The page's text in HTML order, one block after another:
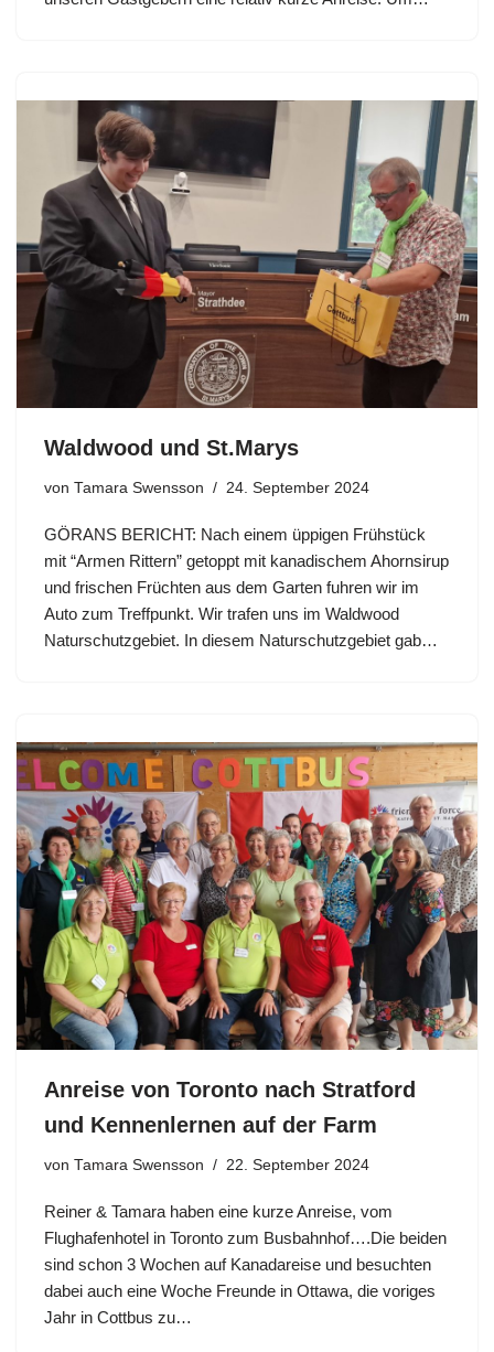
Waldwood und St.Marys
von Tamara Swensson 24. September 2024
GÖRANS BERICHT: Nach einem üppigen Frühstück
mit “Armen Rittern” getoppt mit kanadischem Ahornsirup
und frischen Früchten aus dem Garten fuhren wir im
Auto zum Treffpunkt. Wir trafen uns im Waldwood
Naturschutzgebiet. In diesem Naturschutzgebiet gab…
Anreise von Toronto nach Stratford
und Kennenlernen auf der Farm
von Tamara Swensson 22. September 2024
Reiner & Tamara haben eine kurze Anreise, vom
Flughafenhotel in Toronto zum Busbahnhof….Die beiden
sind schon 3 Wochen auf Kanadareise und besuchten
dabei auch eine Woche Freunde in Ottawa, die voriges
Jahr in Cottbus zu…